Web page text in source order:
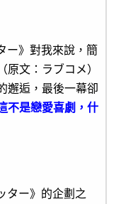
ー》對我來說，簡
文：ラブコメ）
邂逅，最後一幕卻
不是戀愛喜劇，什
ター》的企劃之